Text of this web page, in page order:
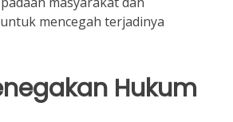
mencegah terjadinya
Hukum